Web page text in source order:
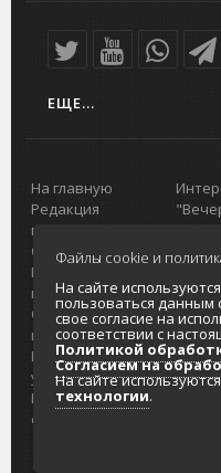
ЕЩЕ...
На главную
Редакция
портала
О проекте
Реклама на
портале
Отзывы и
предложения
Интернет-
услуги
Разработка
сайтов
Файлы cookie и
На сайте
пользоваться данным
свое согласие на
соответствии с
Политикой
Согласием на
На сайте
технологии.